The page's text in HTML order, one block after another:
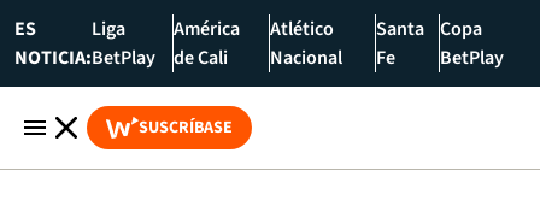
ES
NOTICIA:
Liga
BetPlay
América
de Cali
Atlético
Nacional
Santa
Fe
Copa
BetPlay
SUSCRÍBASE